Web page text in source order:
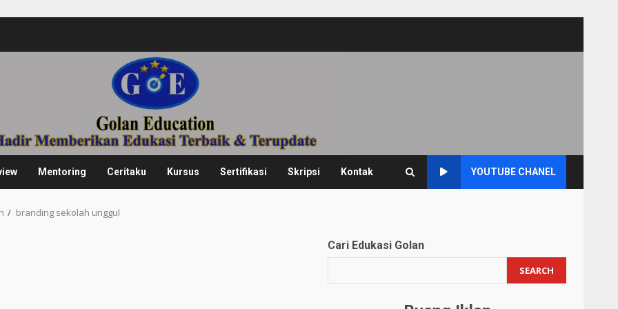
Mentoring Ceritaku Kursus Sertifikasi Skripsi Kontak YOUTUBE CHANEL
branding sekolah unggul
Cari Edukasi Golan
SEARCH